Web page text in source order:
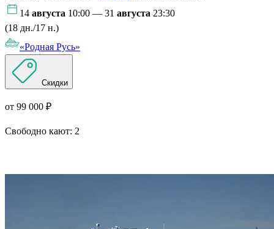
14 августа 10:00 — 31 августа 23:30
(18 дн./17 н.)
«Родная Русь»
Скидки
от 99 000 ₽
Свободно кают: 2